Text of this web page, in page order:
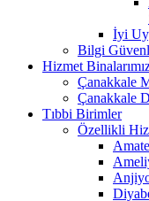
İyi
Bilgi
Hizmet
Çanakkale
Çanakkale
Tıbbi Birimler
Özellikli